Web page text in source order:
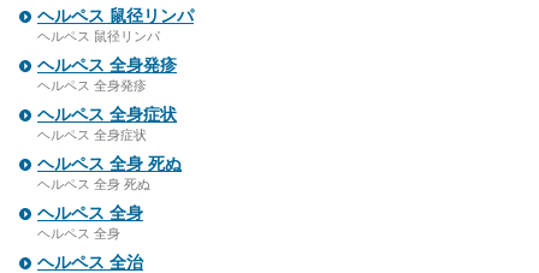
ヘルペス 鼠径リンパ
ヘルペス 鼠径リンパ
ヘルペス 全身発疹
ヘルペス 全身発疹
ヘルペス 全身症状
ヘルペス 全身症状
ヘルペス 全身 死ぬ
ヘルペス 全身 死ぬ
ヘルペス 全身
ヘルペス 全身
ヘルペス 全治